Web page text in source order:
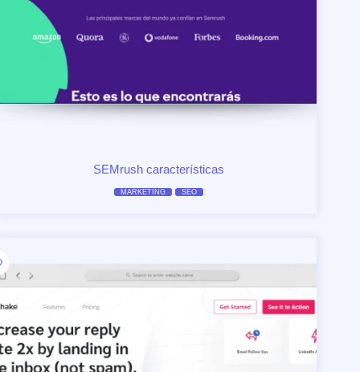
SEMrush características
MARKETING SEO